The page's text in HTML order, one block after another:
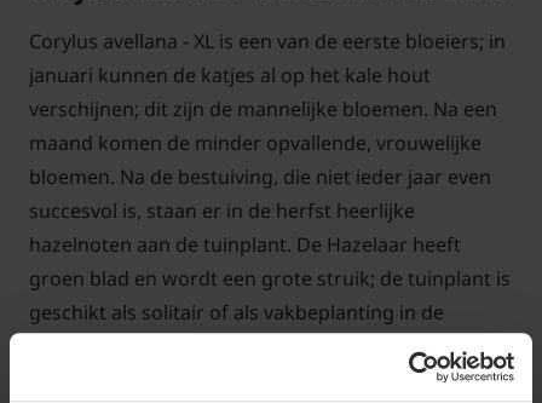
Corylus avellana - XL is een van de eerste bloeiers; in
januari kunnen de katjes al op het kale hout
verschijnen; dit zijn de mannelijke bloemen. Na een
maand komen de minder opvallende, vrouwelijke
bloemen. Na de bestuiving, die niet ieder jaar even
succesvol is, staan er in de herfst heerlijke
hazelnoten aan de tuinplant. De Hazelaar heeft
groen blad en wordt een grote struik; de tuinplant is
geschikt als solitair of als vakbeplanting in de